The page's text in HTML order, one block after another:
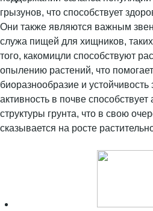
грызунов, что способствует
Они также являются важным
служа пищей для хищников,
того, какомицли способствуют
опылению растений, что
биоразнообразие и
активность в почве
структуры грунта, что в свою
сказывается на росте